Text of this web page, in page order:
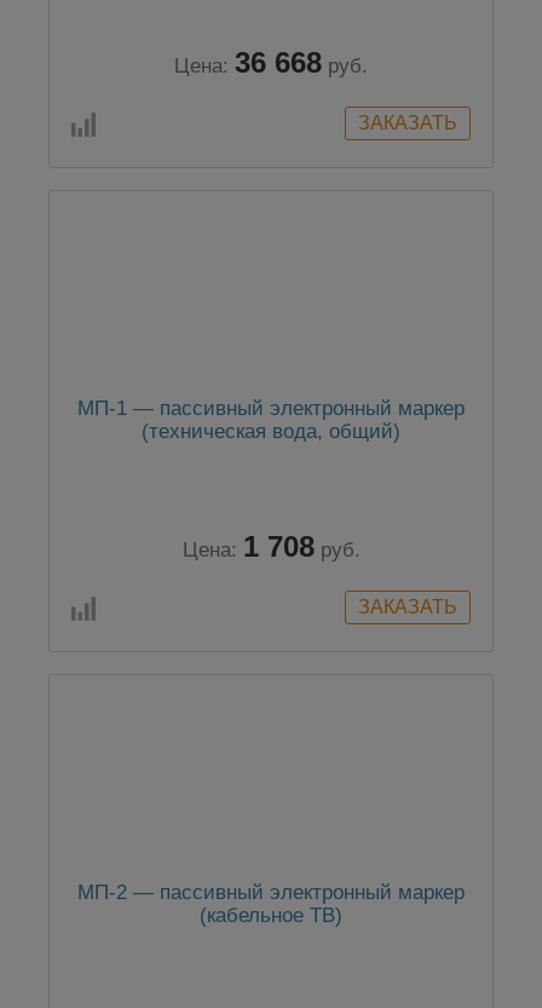
Цена: 36 668 руб.
МП-1 — пассивный электронный маркер
(техническая вода, общий)
Цена: 1 708 руб.
МП-2 — пассивный электронный маркер
(кабельное ТВ)